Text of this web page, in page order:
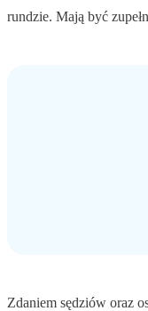
rundzie. Mają być
Zdaniem sędziów oraz